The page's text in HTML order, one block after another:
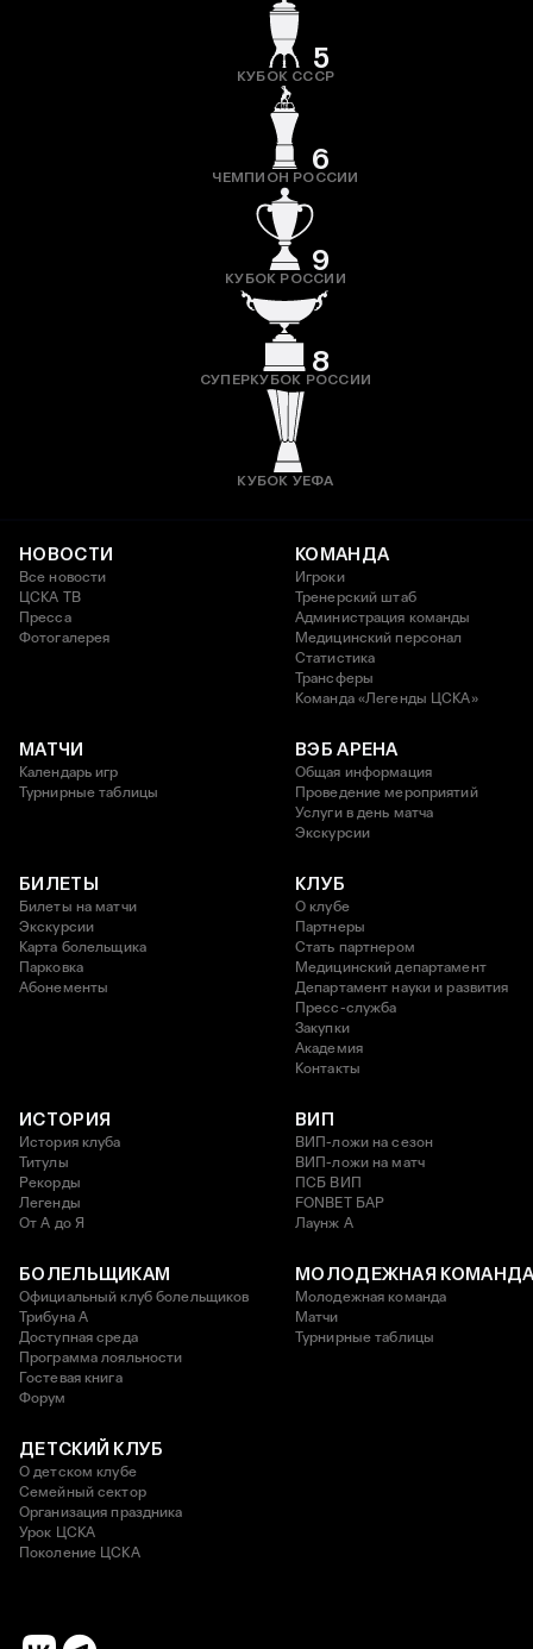
5
КУБОК СССР
6
ЧЕМПИОН РОССИИ
9
КУБОК РОССИИ
8
СУПЕРКУБОК РОССИИ
КУБОК УЕФА
НОВОСТИ
Все новости
ЦСКА ТВ
Пресса
Фотогалерея
КОМАНДА
Игроки
Тренерский штаб
Администрация команды
Медицинский персонал
Статистика
Трансферы
Команда «Легенды ЦСКА»
МАТЧИ
Календарь игр
Турнирные таблицы
ВЭБ АРЕНА
Общая информация
Проведение мероприятий
Услуги в день матча
Экскурсии
БИЛЕТЫ
Билеты на матчи
Экскурсии
Карта болельщика
Парковка
Абонементы
КЛУБ
О клубе
Партнеры
Стать партнером
Медицинский департамент
Департамент науки и развития
Пресс-служба
Закупки
Академия
Контакты
ИСТОРИЯ
История клуба
Титулы
Рекорды
Легенды
От А до Я
ВИП
ВИП-ложи на сезон
ВИП-ложи на матч
ПСБ ВИП
FONBET БАР
Лаунж A
БОЛЕЛЬЩИКАМ
Официальный клуб болельщиков
Трибуна А
Доступная среда
Программа лояльности
Гостевая книга
Форум
МОЛОДЕЖНАЯ
Молодежная команда
Матчи
Турнирные таблицы
ДЕТСКИЙ КЛУБ
О детском клубе
Семейный сектор
Организация праздника
Урок ЦСКА
Поколение ЦСКА